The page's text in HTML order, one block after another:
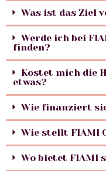
Was ist das Ziel
Werde ich bei
finden?
Kostet mich die
etwas?
Wie finanziert
Wie stellt FIAMI
Wo bietet FIAMI